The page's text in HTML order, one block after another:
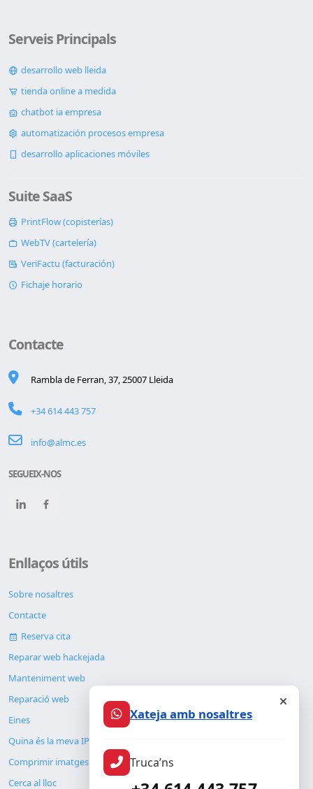
Serveis Principals
desarrollo web lleida
tienda online a medida
chatbot ia empresa
automatización procesos empresa
desarrollo aplicaciones móviles
Suite SaaS
PrintFlow (copisterías)
WebTV (cartelería)
VeriFactu (facturación)
Fichaje horario
Contacte
Rambla de Ferran, 37, 25007 Lleida
+34 614 443 757
info@almc.es
SEGUEIX-NOS
Enllaços útils
Sobre nosaltres
Contacte
Reserva cita
Reparar web hackejada
Manteniment web
Reparació web
Eines
Quina és la meva IP
Comprimir imatges
Cerca al lloc
Xateja amb nosaltres
Truca’ns